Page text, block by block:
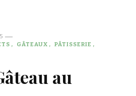
GÂTEAUX
PÂTISSERIE
au